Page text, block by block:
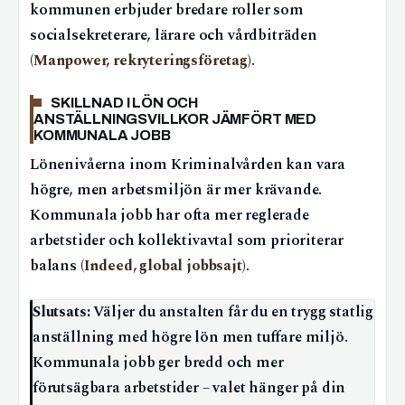
kommunen erbjuder bredare roller som
socialsekreterare, lärare och vårdbiträden
(Manpower, rekryteringsföretag).
SKILLNAD I LÖN OCH
ANSTÄLLNINGSVILLKOR JÄMFÖRT MED
KOMMUNALA JOBB
Lönenivåerna inom Kriminalvården kan vara
högre, men arbetsmiljön är mer krävande.
Kommunala jobb har ofta mer reglerade
arbetstider och kollektivavtal som prioriterar
balans (Indeed, global jobbsajt).
Slutsats:Väljer du anstalten får du en trygg statlig
anställning med högre lön men tuffare miljö.
Kommunala jobb ger bredd och mer
förutsägbara arbetstider – valet hänger på din